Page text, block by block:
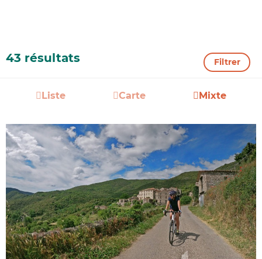
43 résultats Filtrer
Liste Carte Mixte